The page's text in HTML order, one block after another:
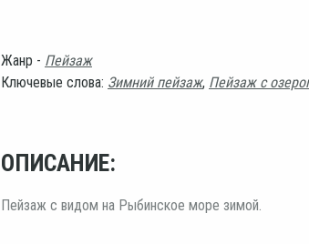
Жанр - Пейзаж
Ключевые слова: Зимний пейзаж, Пейзаж с
ОПИСАНИЕ:
Пейзаж с видом на Рыбинское море зимой.